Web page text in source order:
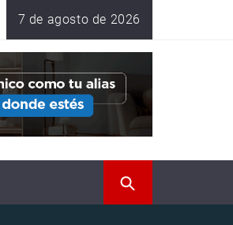
7 de agosto de 2026